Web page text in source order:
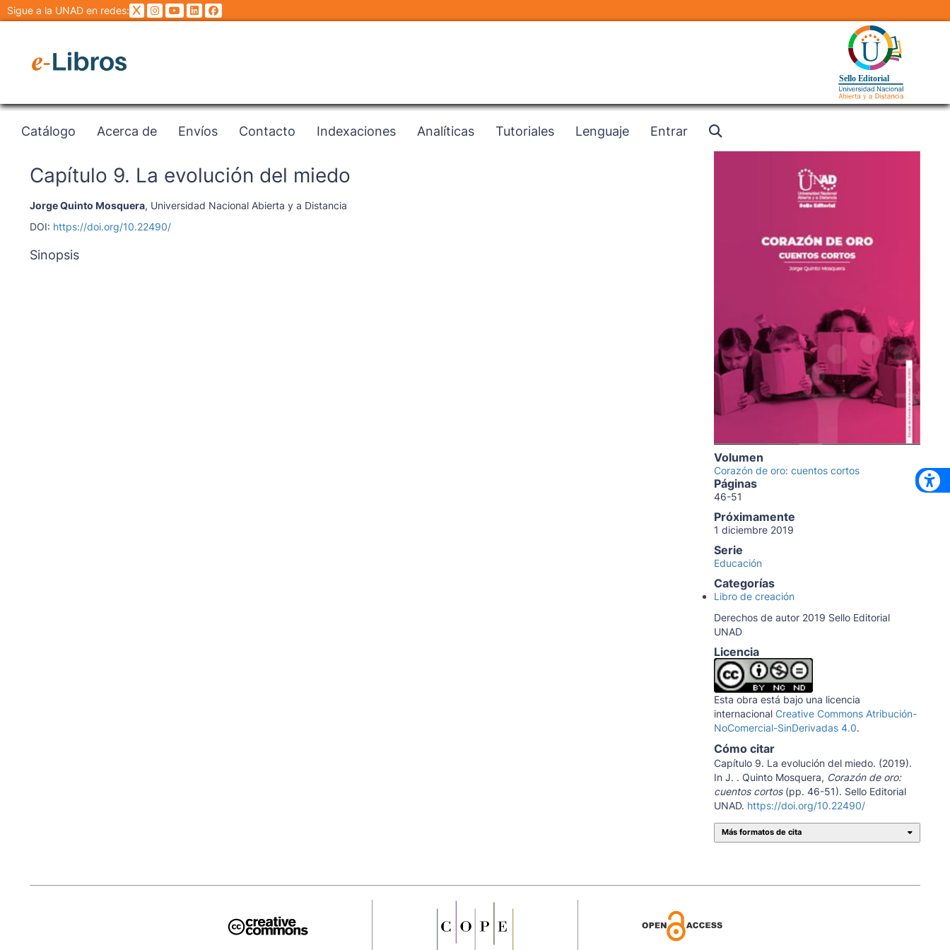
Sigue a la UNAD en redes:
Catálogo Acerca de Envíos Contacto Indexaciones Analíticas Tutoriales Lenguaje Entrar
Capítulo 9. La evolución del miedo
Jorge Quinto Mosquera, Universidad Nacional Abierta y a Distancia
DOI: https://doi.org/10.22490/
Sinopsis
Volumen
Corazón de oro: cuentos cortos
Páginas
46-51
Próximamente
1 diciembre 2019
Serie
Educación
Categorías
Libro de creación
Derechos de autor 2019 Sello Editorial
UNAD
Licencia
Esta obra está bajo una licencia
internacional Creative Commons Atribución-
NoComercial-SinDerivadas 4.0.
Cómo citar
Capítulo 9. La evolución del miedo. (2019).
In J. . Quinto Mosquera, Corazón de oro:
cuentos cortos(pp. 46-51). Sello Editorial
UNAD. https://doi.org/10.22490/
Más formatos de cita